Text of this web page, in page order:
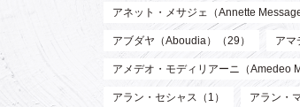
アネット・メサジェ（Annette
アブダヤ（Aboudia）（29） アマ
アメデオ・モディリアーニ（Amedeo
アラン・セシャス（1） アラン・